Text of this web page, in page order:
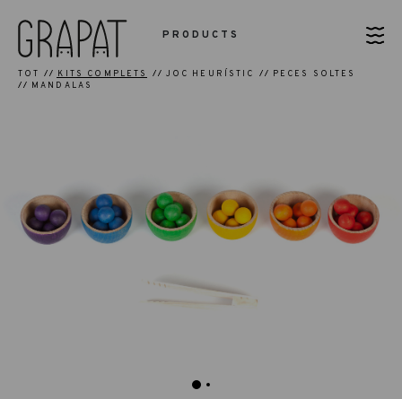
PRODUCTS
TOT KITS COMPLETS JOC HEURÍSTIC
PECES SOLTES
MANDALAS